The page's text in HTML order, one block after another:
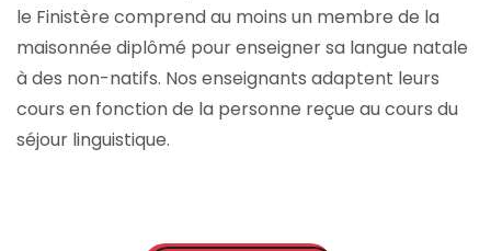
le Finistère comprend au moins un membre de la
maisonnée diplômé pour enseigner sa langue natale
à des non-natifs. Nos enseignants adaptent leurs
cours en fonction de la personne reçue au cours du
séjour linguistique.